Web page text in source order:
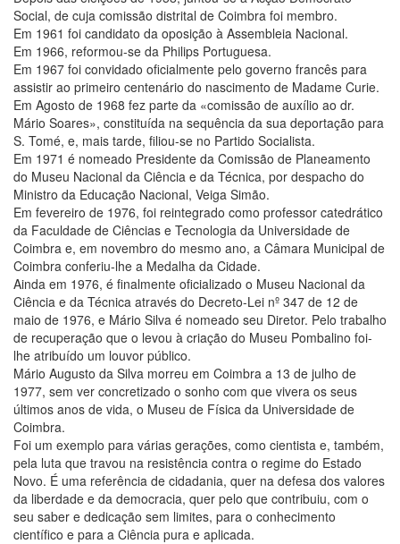
Social, de cuja comissão distrital de Coimbra foi membro.
Em 1961 foi candidato da oposição à Assembleia Nacional.
Em 1966, reformou-se da Philips Portuguesa.
Em 1967 foi convidado oficialmente pelo governo francês para
assistir ao primeiro centenário do nascimento de Madame Curie.
Em Agosto de 1968 fez parte da «comissão de auxílio ao dr.
Mário Soares», constituída na sequência da sua deportação para
S. Tomé, e, mais tarde, filiou-se no Partido Socialista.
Em 1971 é nomeado Presidente da Comissão de Planeamento
do Museu Nacional da Ciência e da Técnica, por despacho do
Ministro da Educação Nacional, Veiga Simão.
Em fevereiro de 1976, foi reintegrado como professor catedrático
da Faculdade de Ciências e Tecnologia da Universidade de
Coimbra e, em novembro do mesmo ano, a Câmara Municipal de
Coimbra conferiu-lhe a Medalha da Cidade.
Ainda em 1976, é finalmente oficializado o Museu Nacional da
Ciência e da Técnica através do Decreto-Lei nº 347 de 12 de
maio de 1976, e Mário Silva é nomeado seu Diretor. Pelo trabalho
de recuperação que o levou à criação do Museu Pombalino foi-
lhe atribuído um louvor público.
Mário Augusto da Silva morreu em Coimbra a 13 de julho de
1977, sem ver concretizado o sonho com que vivera os seus
últimos anos de vida, o Museu de Física da Universidade de
Coimbra.
Foi um exemplo para várias gerações, como cientista e, também,
pela luta que travou na resistência contra o regime do Estado
Novo. É uma referência de cidadania, quer na defesa dos valores
da liberdade e da democracia, quer pelo que contribuiu, com o
seu saber e dedicação sem limites, para o conhecimento
científico e para a Ciência pura e aplicada.